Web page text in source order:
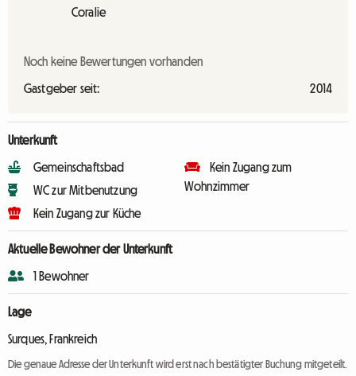
Coralie
Noch keine Bewertungen vorhanden
Gastgeber seit: 2014
Unterkunft
Gemeinschaftsbad
WC zur Mitbenutzung
Kein Zugang zur Küche
Kein Zugang zum
Wohnzimmer
Aktuelle Bewohner der Unterkunft
1 Bewohner
Lage
Surques, Frankreich
Die genaue Adresse der Unterkunft wird erst nach bestätigter Buchung mitgeteilt.